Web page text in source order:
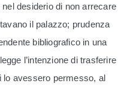
desiderio di non arrecare
il palazzo; prudenza
bibliografico in una
l’intenzione di trasferire
lo avessero permesso, al